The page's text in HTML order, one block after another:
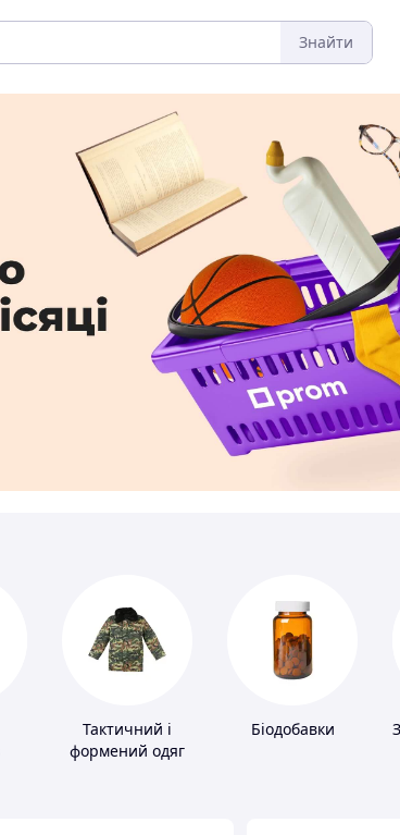
Знайти
Тактичний і
формений одяг
Біодобавки